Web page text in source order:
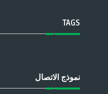
TAGS
نموذج الاتصال